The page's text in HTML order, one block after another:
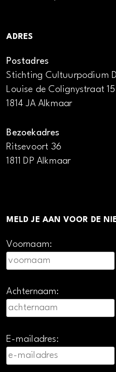
ADRES
Postadres
Stichting Cultuurpodium
Louise de Colignystraat 15
1814 JA Alkmaar
Bezoekadres
Ritsevoort 36
1811 DP Alkmaar
MELD JE AAN VOOR DE
Voornaam:
Achternaam:
E-mailadres: